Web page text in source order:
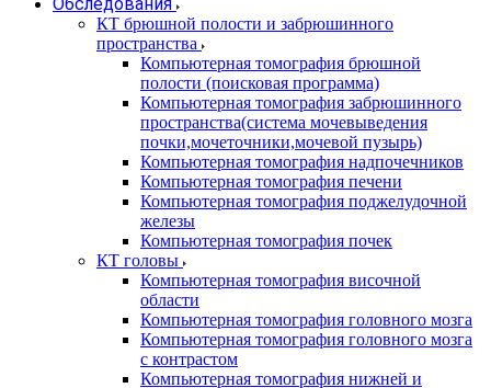
КТ брюшной полости и забрюшинного
пространства
Компьютерная томография брюшной
полости (поисковая программа)
Компьютерная томография забрюшинного
пространства(система мочевыведения
почки,мочеточники,мочевой пузырь)
Компьютерная томография надпочечников
Компьютерная томография печени
Компьютерная томография поджелудочной
железы
Компьютерная томография почек
КТ головы
Компьютерная томография височной
области
Компьютерная томография головного мозга
Компьютерная томография головного мозга
с контрастом
Компьютерная томография нижней и